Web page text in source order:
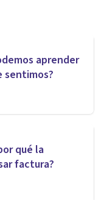
aprender
sentimos?
qué la
factura?